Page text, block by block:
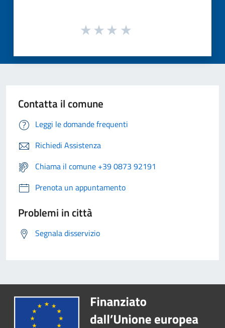
Contatta il comune
Leggi le domande frequenti
Richiedi Assistenza
Chiama il comune +39 0873 92191
Prenota un appuntamento
Problemi in città
Segnala disservizio